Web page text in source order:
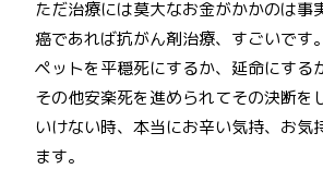
ただ治療には莫大なお金がかかのは事
癌であれば抗がん剤治療、すごいです。
ペットを平穏死にするか、延命にする
その他安楽死を進められてその決断を
いけない時、本当にお辛い気持、お気
ます。